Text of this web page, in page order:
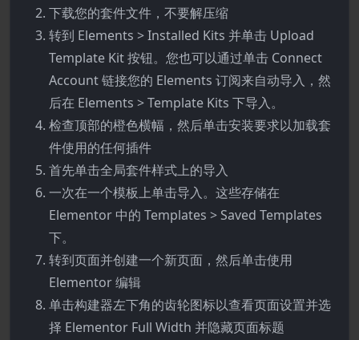
下载您的套件文件，不要解压缩
转到 Elements > Installed Kits 并单击 Upload
Template Kit 按钮。您也可以通过单击 Connect
Account 链接您的 Elements 订阅来自动导入，然
后在 Elements > Template Kits 下导入。
检查顶部的橙色横幅，然后单击安装要求以加载套
件使用的任何插件
首先单击全局套件样式上的导入
一次在一个模板上单击导入。这些存储在
Elementor 中的 Templates > Saved Templates
下。
转到页面并创建一个新页面，然后单击使用
Elementor 编辑
单击构建器左下角的齿轮图标以查看页面设置并选
择 Elementor Full Width 并隐藏页面标题